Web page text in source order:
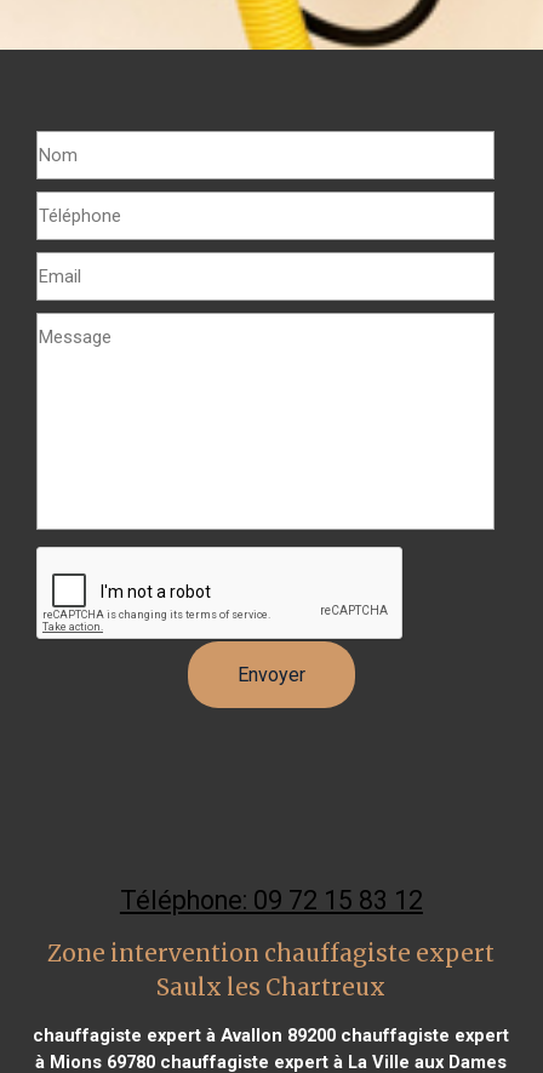
Téléphone: 09 72 15 83 12
Zone intervention chauffagiste expert
Saulx les Chartreux
chauffagiste expert à Avallon 89200 chauffagiste expert
à Mions 69780 chauffagiste expert à La Ville aux Dames